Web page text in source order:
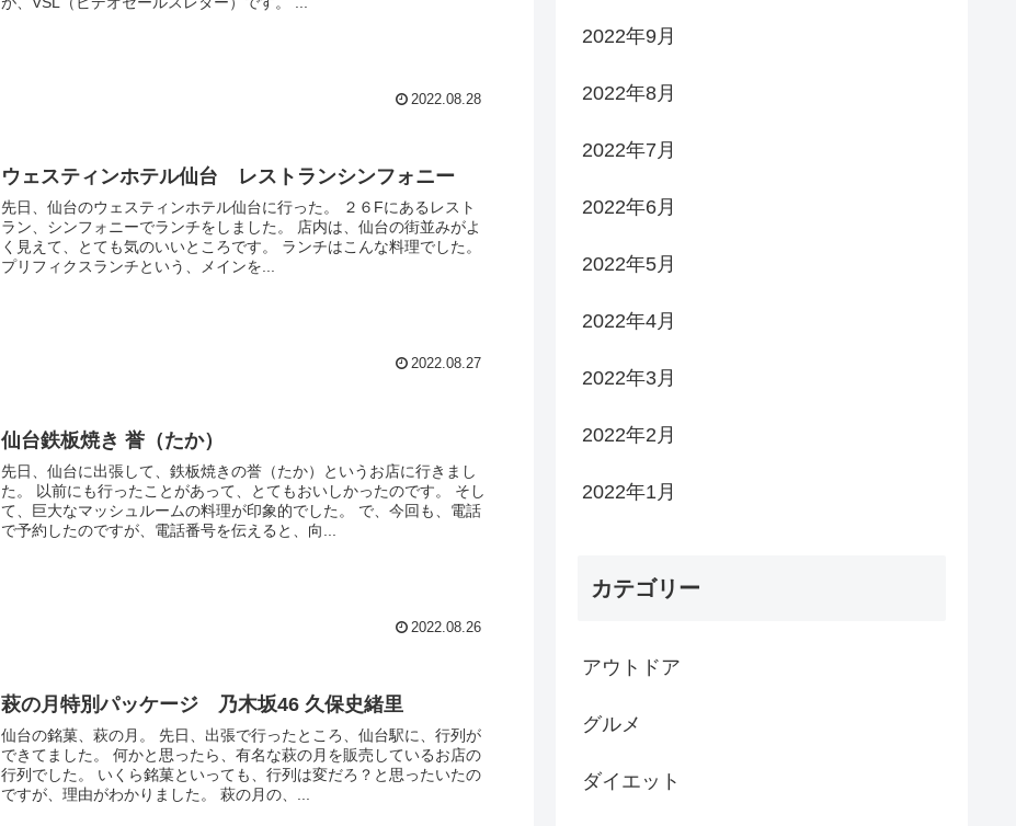
2022.08.28
ウェスティンホテル仙台 レストランシンフォニー
先日、仙台のウェスティンホテル仙台に行った。 ２６Fにあるレスト
ラン、シンフォニーでランチをしました。 店内は、仙台の街並みがよ
く見えて、とても気のいいところです。 ランチはこんな料理でした。
プリフィクスランチという、メインを...
2022.08.27
仙台鉄板焼き 誉（たか）
先日、仙台に出張して、鉄板焼きの誉（たか）というお店に行きまし
た。 以前にも行ったことがあって、とてもおいしかったのです。 そし
て、巨大なマッシュルームの料理が印象的でした。 で、今回も、電話
で予約したのですが、電話番号を伝えると、向...
2022.08.26
萩の月特別パッケージ 乃木坂46 久保史緒里
仙台の銘菓、萩の月。 先日、出張で行ったところ、仙台駅に、行列が
できてました。 何かと思ったら、有名な萩の月を販売しているお店の
行列でした。 いくら銘菓といっても、行列は変だろ？と思ったいたの
ですが、理由がわかりました。 萩の月の、...
2022年9月
2022年8月
2022年7月
2022年6月
2022年5月
2022年4月
2022年3月
2022年2月
2022年1月
カテゴリー
アウトドア
グルメ
ダイエット